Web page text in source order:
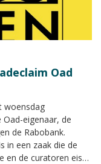
Oad
eigenaar, de
in een zaak die de